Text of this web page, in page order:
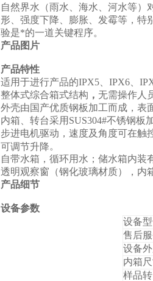
自然界水（雨水、海水、河水等）
形、强度下降、膨胀、发霉等，特
验是*的一道关键程序。
产品图片
产品特性
适用于进行产品的IPX5、IPX6 、
整体式综合箱式结构 ， 无需操作人
外壳由国产优质钢板加工而成，表
内箱
转台采用 SUS304#不锈钢板
步进电机驱动 ，速度及角度可在触
可调节升降。
自带水箱，循环用水 ；储水箱内装
透明观察窗 （钢化玻璃材质） ， 内
产品细节
设备参数
设备
售后
设备
内箱
样品